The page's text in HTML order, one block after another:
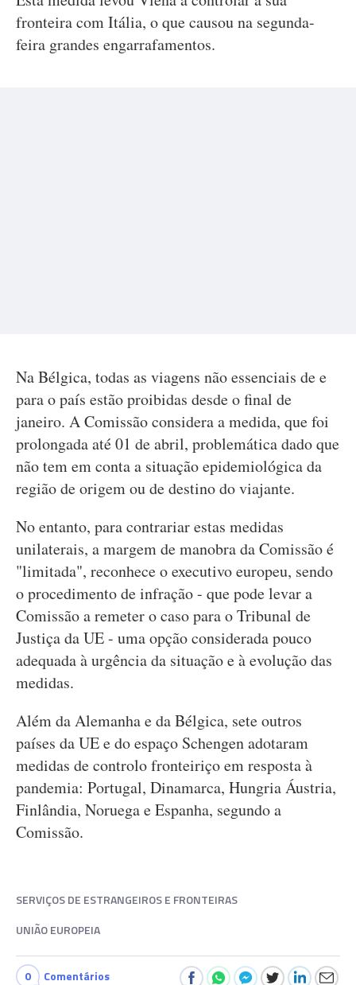
fronteira com Itália, o que causou na segunda-
feira grandes engarrafamentos.
Na Bélgica, todas as viagens não essenciais de e
para o país estão proibidas desde o final de
janeiro. A Comissão considera a medida, que foi
prolongada até 01 de abril, problemática dado que
não tem em conta a situação epidemiológica da
região de origem ou de destino do viajante.
No entanto, para contrariar estas medidas
unilaterais, a margem de manobra da Comissão é
"limitada", reconhece o executivo europeu, sendo
o procedimento de infração - que pode levar a
Comissão a remeter o caso para o Tribunal de
Justiça da UE - uma opção considerada pouco
adequada à urgência da situação e à evolução das
medidas.
Além da Alemanha e da Bélgica, sete outros
países da UE e do espaço Schengen adotaram
medidas de controlo fronteiriço em resposta à
pandemia: Portugal, Dinamarca, Hungria Áustria,
Finlândia, Noruega e Espanha, segundo a
Comissão.
SERVIÇOS DE ESTRANGEIROS E FRONTEIRAS
UNIÃO EUROPEIA
0 Comentários